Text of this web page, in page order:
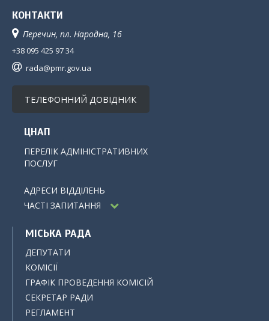
КОНТАКТИ
Перечин, пл. Народна, 16
+38 095 425 97 34
rada@pmr.gov.ua
ТЕЛЕФОННИЙ ДОВІДНИК
ЦНАП
ПЕРЕЛІК АДМІНІСТРАТИВНИХ
ПОСЛУГ
АДРЕСИ ВІДДІЛЕНЬ
ЧАСТІ ЗАПИТАННЯ
МІСЬКА РАДА
ДЕПУТАТИ
КОМІСІЇ
ГРАФІК ПРОВЕДЕННЯ КОМІСІЙ
СЕКРЕТАР РАДИ
РЕГЛАМЕНТ